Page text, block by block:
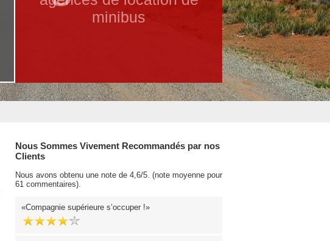
Nous Sommes Vivement Recommandés par nos
Clients
Nous avons obtenu une note de 4,6/5. (note moyenne pour
61 commentaires).
Compagnie supérieure s’occuper !